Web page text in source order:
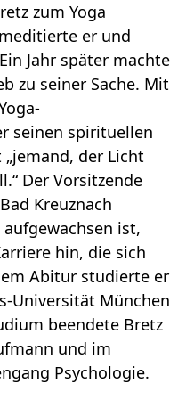
zum Yoga
er und
Jahr später machte
zu seiner Sache. Mit
seinen spirituellen
der Licht
Der Vorsitzende
Kreuznach
ist,
hin, die sich
Abitur studierte er
Universität München
beendete Bretz
und im
Psychologie.